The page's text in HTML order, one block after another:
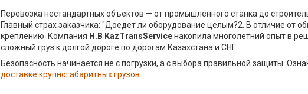
Перевозка нестандартных объектов — от промышленного станка до
Главный страх заказчика: "Доедет ли оборудование целым?2. В отличие от
креплению. Компания H.B KazTransServiceнакопила многолетний опыт в
сложный груз к долгой дороге по дорогам Казахстана и СНГ.
Безопасность начинается не с погрузки, а с выбора правильной защиты.
доставке крупногабаритных грузов